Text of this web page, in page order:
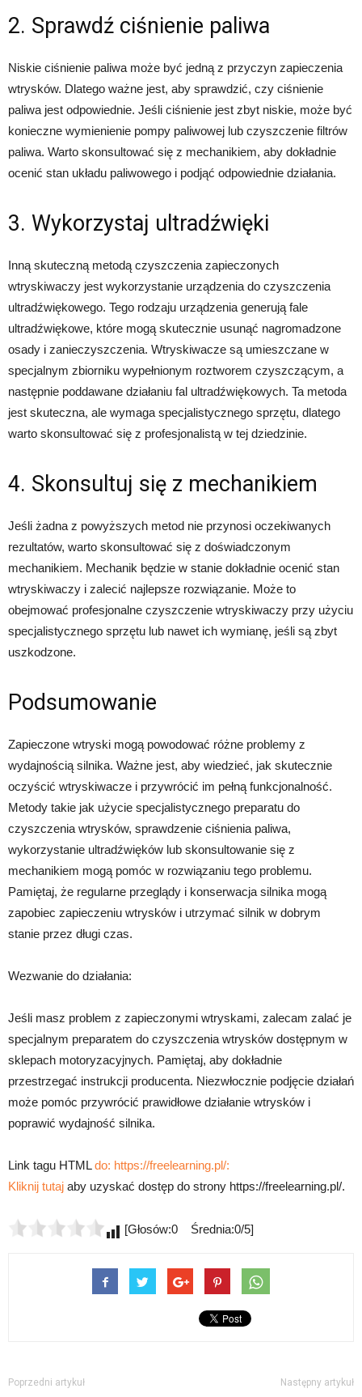
2. Sprawdź ciśnienie paliwa
Niskie ciśnienie paliwa może być jedną z przyczyn zapieczenia
wtrysków. Dlatego ważne jest, aby sprawdzić, czy ciśnienie
paliwa jest odpowiednie. Jeśli ciśnienie jest zbyt niskie, może być
konieczne wymienienie pompy paliwowej lub czyszczenie filtrów
paliwa. Warto skonsultować się z mechanikiem, aby dokładnie
ocenić stan układu paliwowego i podjąć odpowiednie działania.
3. Wykorzystaj ultradźwięki
Inną skuteczną metodą czyszczenia zapieczonych
wtryskiwaczy jest wykorzystanie urządzenia do czyszczenia
ultradźwiękowego. Tego rodzaju urządzenia generują fale
ultradźwiękowe, które mogą skutecznie usunąć nagromadzone
osady i zanieczyszczenia. Wtryskiwacze są umieszczane w
specjalnym zbiorniku wypełnionym roztworem czyszczącym, a
następnie poddawane działaniu fal ultradźwiękowych. Ta metoda
jest skuteczna, ale wymaga specjalistycznego sprzętu, dlatego
warto skonsultować się z profesjonalistą w tej dziedzinie.
4. Skonsultuj się z mechanikiem
Jeśli żadna z powyższych metod nie przynosi oczekiwanych
rezultatów, warto skonsultować się z doświadczonym
mechanikiem. Mechanik będzie w stanie dokładnie ocenić stan
wtryskiwaczy i zalecić najlepsze rozwiązanie. Może to
obejmować profesjonalne czyszczenie wtryskiwaczy przy użyciu
specjalistycznego sprzętu lub nawet ich wymianę, jeśli są zbyt
uszkodzone.
Podsumowanie
Zapieczone wtryski mogą powodować różne problemy z
wydajnością silnika. Ważne jest, aby wiedzieć, jak skutecznie
oczyścić wtryskiwacze i przywrócić im pełną funkcjonalność.
Metody takie jak użycie specjalistycznego preparatu do
czyszczenia wtrysków, sprawdzenie ciśnienia paliwa,
wykorzystanie ultradźwięków lub skonsultowanie się z
mechanikiem mogą pomóc w rozwiązaniu tego problemu.
Pamiętaj, że regularne przeglądy i konserwacja silnika mogą
zapobiec zapieczeniu wtrysków i utrzymać silnik w dobrym
stanie przez długi czas.
Wezwanie do działania:
Jeśli masz problem z zapieczonymi wtryskami, zalecam zalać je
specjalnym preparatem do czyszczenia wtrysków dostępnym w
sklepach motoryzacyjnych. Pamiętaj, aby dokładnie
przestrzegać instrukcji producenta. Niezwłocznie podjęcie działań
może pomóc przywrócić prawidłowe działanie wtrysków i
poprawić wydajność silnika.
Link tagu HTMLdo: https://freelearning.pl/:
Kliknij tutaj aby uzyskać dostęp do strony https://freelearning.pl/.
[Głosów:0 Średnia:0/5]
Poprzedni artykuł Następny artykuł